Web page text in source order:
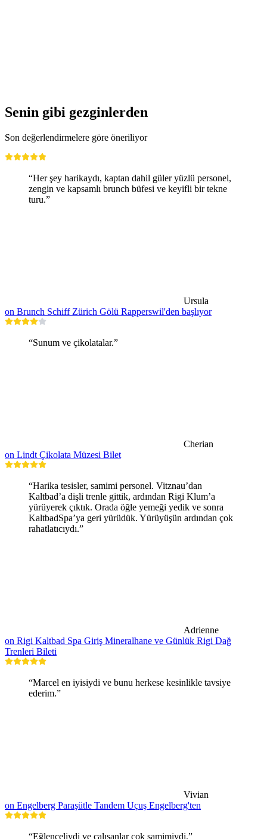
Senin gibi gezginlerden
Son değerlendirmelere göre öneriliyor
“Her şey harikaydı, kaptan dahil güler yüzlü personel,
zengin ve kapsamlı brunch büfesi ve keyifli bir tekne
turu.”
Ursula
on Brunch Schiff Zürich Gölü Rapperswil'den başlıyor
“Sunum ve çikolatalar.”
Cherian
on Lindt Çikolata Müzesi Bilet
“Harika tesisler, samimi personel. Vitznau’dan
Kaltbad’a dişli trenle gittik, ardından Rigi Klum’a
yürüyerek çıktık. Orada öğle yemeği yedik ve sonra
KaltbadSpa’ya geri yürüdük. Yürüyüşün ardından çok
rahatlatıcıydı.”
Adrienne
on Rigi Kaltbad Spa Giriş Mineralhane ve Günlük Rigi Dağ
Trenleri Bileti
“Marcel en iyisiydi ve bunu herkese kesinlikle tavsiye
ederim.”
Vivian
on Engelberg Paraşütle Tandem Uçuş Engelberg'ten
“Eğlenceliydi ve çalışanlar çok samimiydi.”